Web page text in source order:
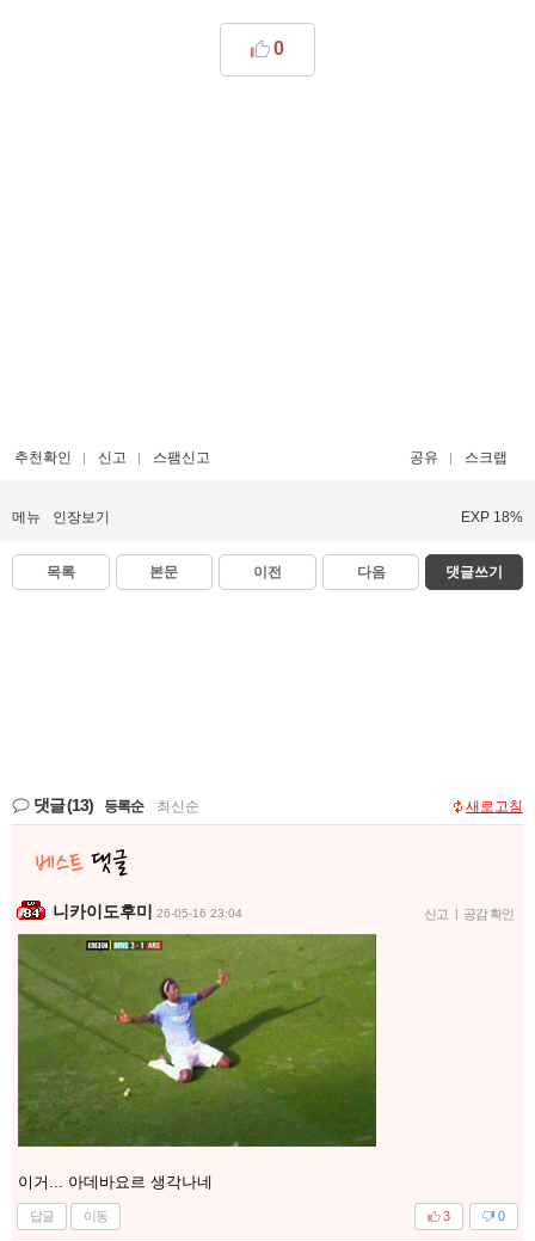
0
추천확인 신고 스팸신고 공유 스크랩
메뉴 인장보기 EXP 18%
목록 본문 이전 다음 댓글쓰기
댓글(13) 등록순 최신순 새로고침
니카이도후미 26-05-16 23:04 신고 | 공감 확인
이거... 아데바요르 생각나네
답글 이동 0
3